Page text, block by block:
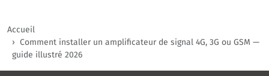
Accueil
Comment installer un amplificateur de signal 4G, 3G ou GSM —
guide illustré 2026